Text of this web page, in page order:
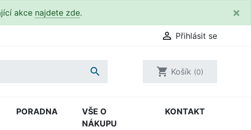
akce najdete zde. ×
 Přihlásit se
 shopping_cart Košík (0)
PORADNA
VŠE O
NÁKUPU
KONTAKT